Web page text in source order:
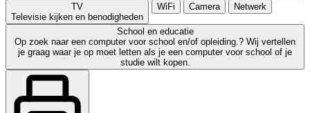
TV
Televisie kijken en benodigheden
WiFi Camera Netwerk
School en educatie
Op zoek naar een computer voor school en/of opleiding.? Wij vertellen
je graag waar je op moet letten als je een computer voor school of je
studie wilt kopen.